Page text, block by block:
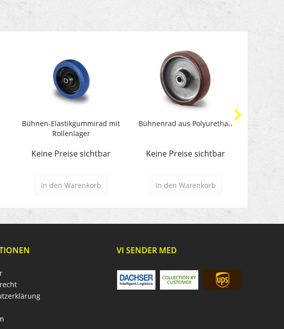
Bühnen-Elastikgummirad mit
Rollenlager
Keine Preise sichtbar
In den Warenkorb
Bühnenrad aus Polyurethan
Keine Preise sichtbar
In den Warenkorb In
VI SENDER MED